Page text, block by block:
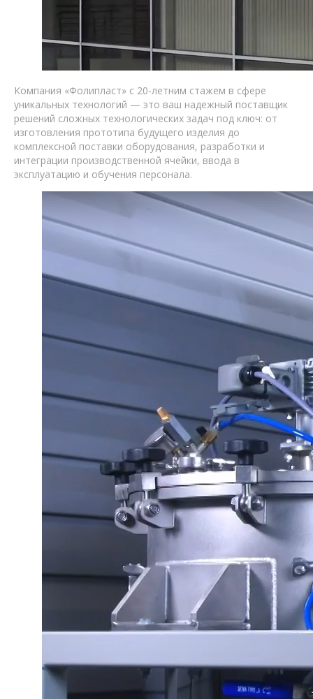
Компания «Фолипласт» с 20-летним стажем в сфере
уникальных технологий — это ваш надежный поставщик
решений сложных технологических задач под ключ: от
изготовления прототипа будущего изделия до
комплексной поставки оборудования, разработки и
интеграции производственной ячейки, ввода в
эксплуатацию и обучения персонала.